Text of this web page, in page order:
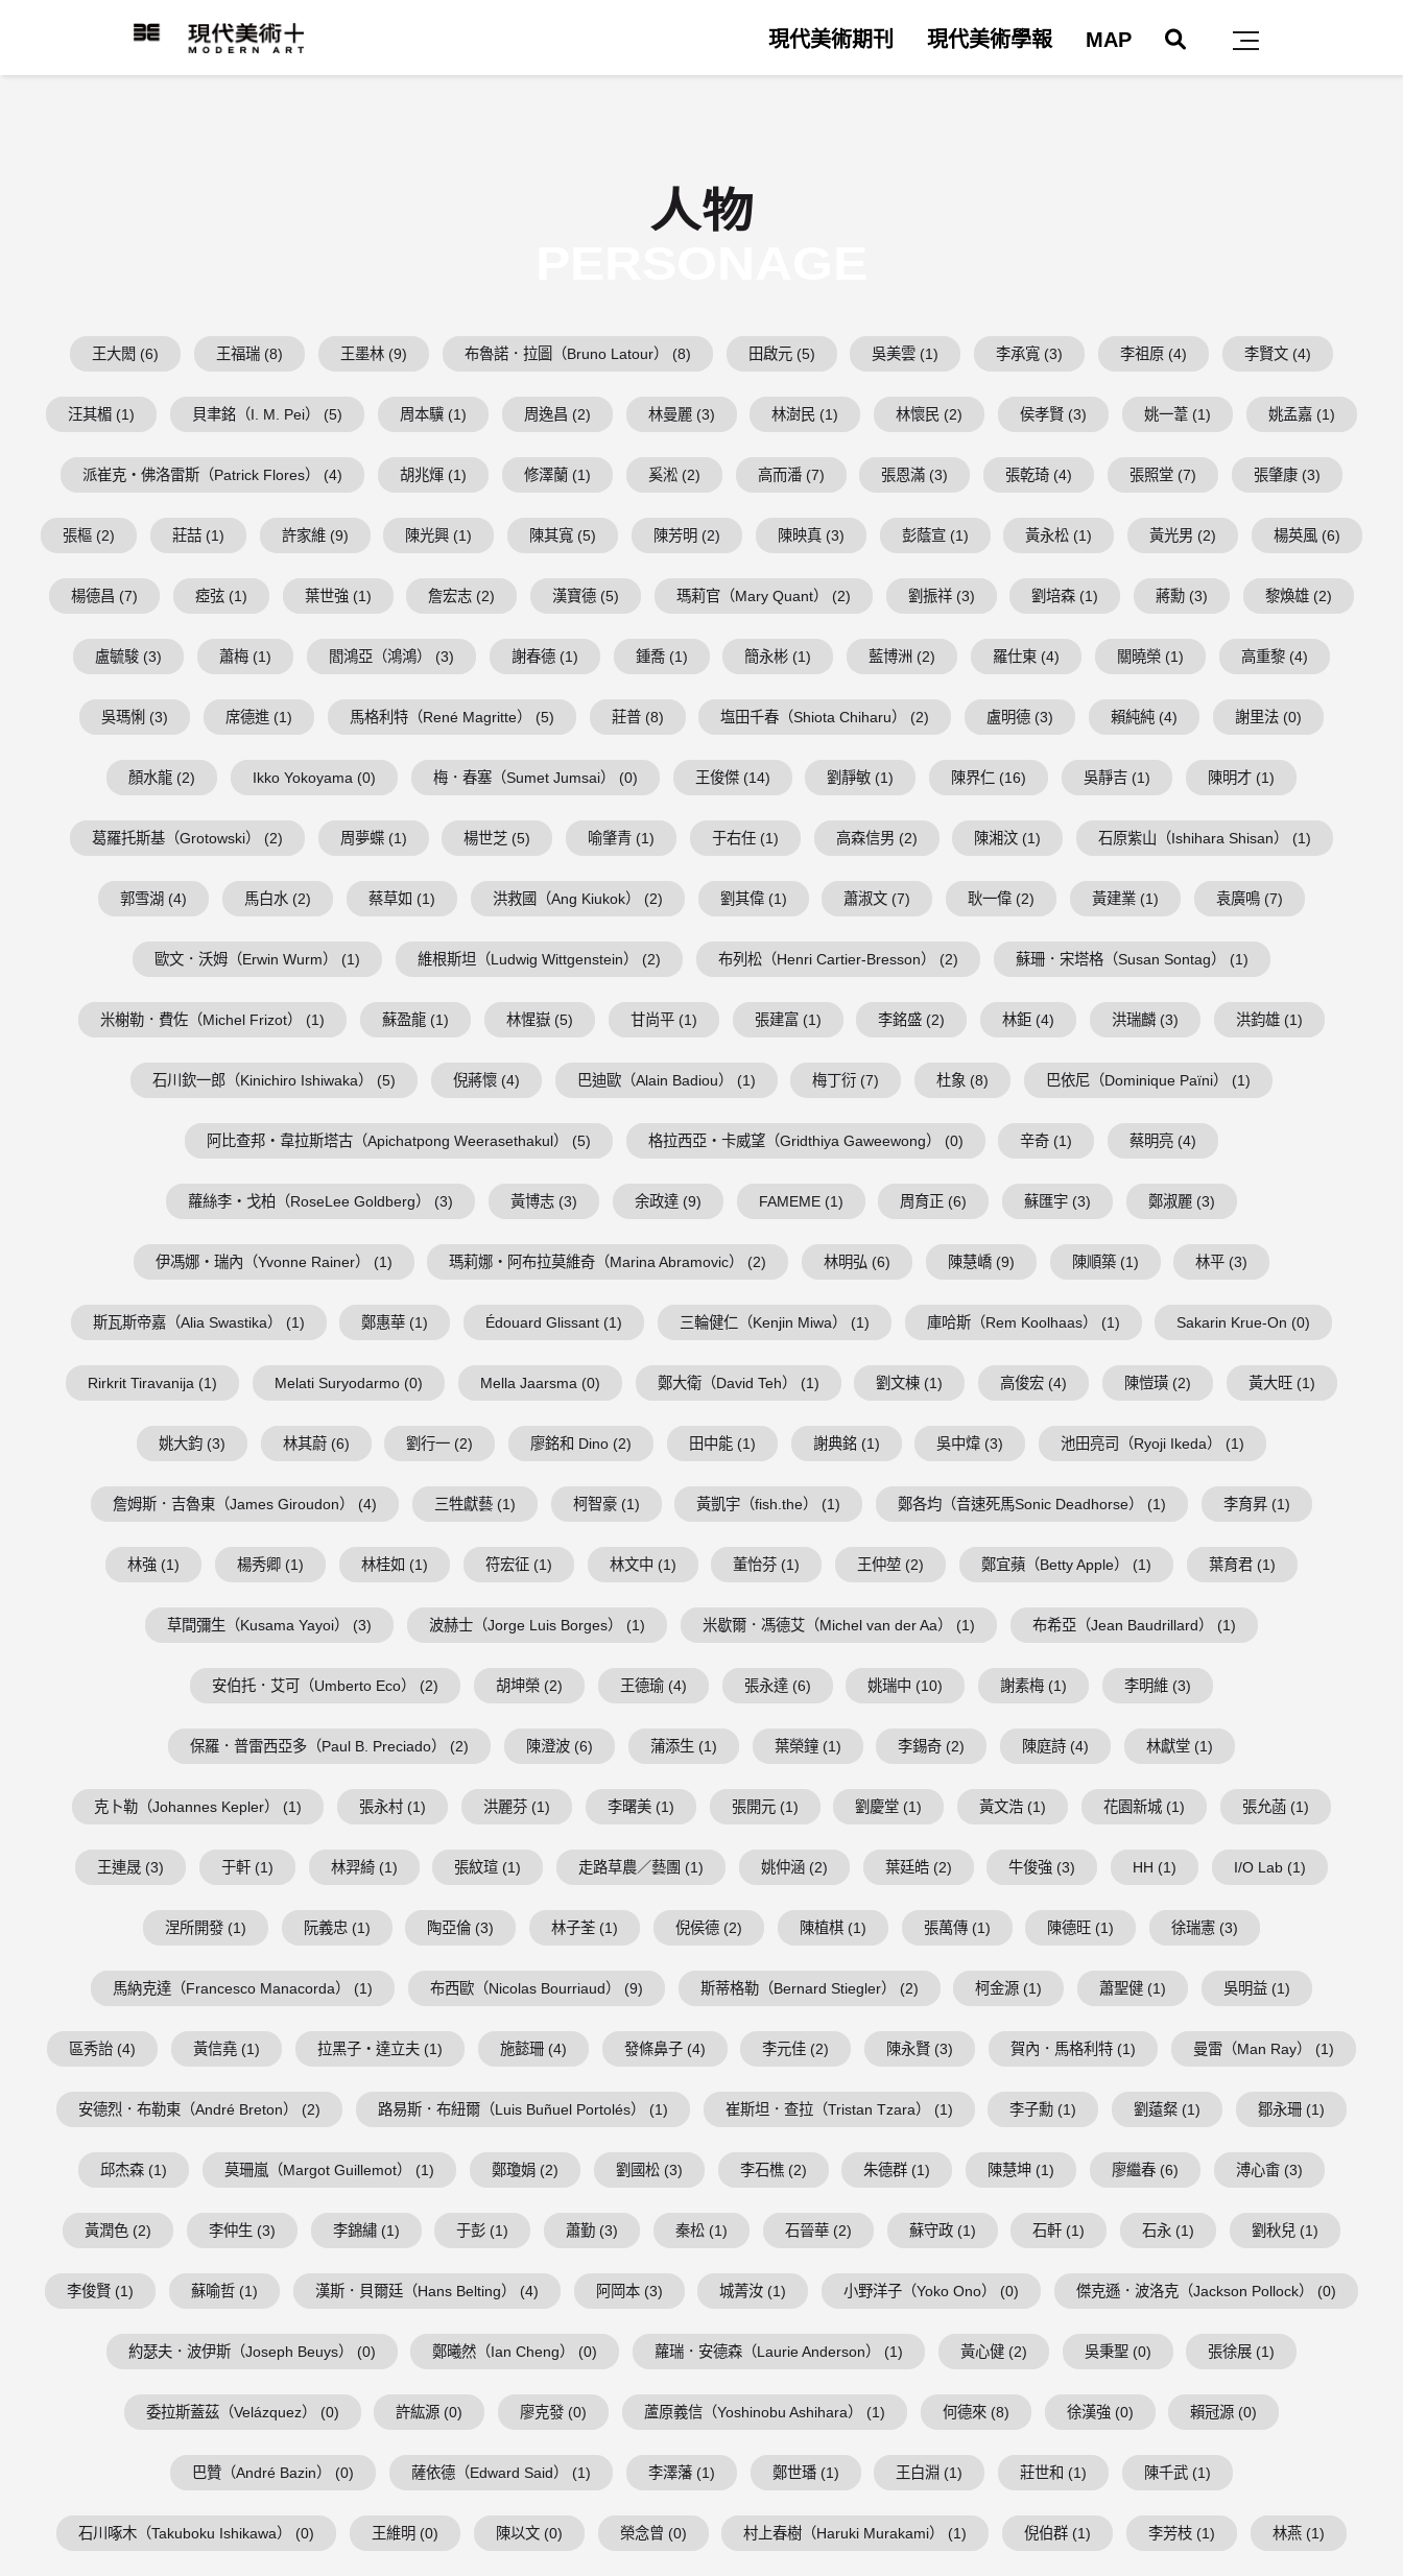
現代美術+Logo
主選單
現代美術期刊 現代美術學報 MAP
人物
王大閎 (6) 王福瑞 (8) 王墨林 (9) 布魯諾．拉圖（Bruno Latour） (8) 田啟元 (5) 吳美雲 (1) 李承寬 (3) 李祖原 (4) 李賢文 (4)
汪其楣 (1) 貝聿銘（I. M. Pei） (5) 周本驥 (1) 周逸昌 (2) 林曼麗 (3) 林澍民 (1) 林懷民 (2) 侯孝賢 (3) 姚一葦 (1) 姚孟嘉 (1)
派崔克・佛洛雷斯（Patrick Flores） (4) 胡兆煇 (1) 修澤蘭 (1) 奚淞 (2) 高而潘 (7) 張恩滿 (3) 張乾琦 (4) 張照堂 (7) 張肇康 (3)
張樞 (2) 莊喆 (1) 許家維 (9) 陳光興 (1) 陳其寬 (5) 陳芳明 (2) 陳映真 (3) 彭蔭宣 (1) 黃永松 (1) 黃光男 (2) 楊英風 (6)
楊德昌 (7) 瘂弦 (1) 葉世強 (1) 詹宏志 (2) 漢寶德 (5) 瑪莉官（Mary Quant） (2) 劉振祥 (3) 劉培森 (1) 蔣勳 (3) 黎煥雄 (2)
盧毓駿 (3) 蕭梅 (1) 閻鴻亞（鴻鴻） (3) 謝春德 (1) 鍾喬 (1) 簡永彬 (1) 藍博洲 (2) 羅仕東 (4) 關曉榮 (1) 高重黎 (4)
吳瑪悧 (3) 席德進 (1) 馬格利特（René Magritte） (5) 莊普 (8) 塩田千春（Shiota Chiharu） (2) 盧明德 (3) 賴純純 (4) 謝里法 (0)
顏水龍 (2) Ikko Yokoyama (0) 梅．春塞（Sumet Jumsai） (0) 王俊傑 (14) 劉靜敏 (1) 陳界仁 (16) 吳靜吉 (1) 陳明才 (1)
葛羅托斯基（Grotowski） (2) 周夢蝶 (1) 楊世芝 (5) 喻肇青 (1) 于右任 (1) 高森信男 (2) 陳湘汶 (1) 石原紫山（Ishihara Shisan） (1)
郭雪湖 (4) 馬白水 (2) 蔡草如 (1) 洪救國（Ang Kiukok） (2) 劉其偉 (1) 蕭淑文 (7) 耿一偉 (2) 黃建業 (1) 袁廣鳴 (7)
歐文．沃姆（Erwin Wurm） (1) 維根斯坦（Ludwig Wittgenstein） (2) 布列松（Henri Cartier-Bresson） (2) 蘇珊．宋塔格（Susan Sontag） (1)
米榭勒．費佐（Michel Frizot） (1) 蘇盈龍 (1) 林惺嶽 (5) 甘尚平 (1) 張建富 (1) 李銘盛 (2) 林鉅 (4) 洪瑞麟 (3) 洪鈞雄 (1)
石川欽一郎（Kinichiro Ishiwaka） (5) 倪蔣懷 (4) 巴迪歐（Alain Badiou） (1) 梅丁衍 (7) 杜象 (8) 巴依尼（Dominique Païni） (1)
阿比查邦・韋拉斯塔古（Apichatpong Weerasethakul） (5) 格拉西亞・卡威望（Gridthiya Gaweewong） (0) 辛奇 (1) 蔡明亮 (4)
蘿絲李・戈柏（RoseLee Goldberg） (3) 黃博志 (3) 余政達 (9) FAMEME (1) 周育正 (6) 蘇匯宇 (3) 鄭淑麗 (3)
伊馮娜・瑞內（Yvonne Rainer） (1) 瑪莉娜・阿布拉莫維奇（Marina Abramovic） (2) 林明弘 (6) 陳慧嶠 (9) 陳順築 (1) 林平 (3)
斯瓦斯帝嘉（Alia Swastika） (1) 鄭惠華 (1) Édouard Glissant (1) 三輪健仁（Kenjin Miwa） (1) 庫哈斯（Rem Koolhaas） (1) Sakarin Krue-On (0)
Rirkrit Tiravanija (1) Melati Suryodarmo (0) Mella Jaarsma (0) 鄭大衛（David Teh） (1) 劉文棟 (1) 高俊宏 (4) 陳愷璜 (2) 黃大旺 (1)
姚大鈞 (3) 林其蔚 (6) 劉行一 (2) 廖銘和 Dino (2) 田中能 (1) 謝典銘 (1) 吳中煒 (3) 池田亮司（Ryoji Ikeda） (1)
詹姆斯．吉魯東（James Giroudon） (4) 三牲獻藝 (1) 柯智豪 (1) 黃凱宇（fish.the） (1) 鄭各均（音速死馬Sonic Deadhorse） (1) 李育昇 (1)
林強 (1) 楊秀卿 (1) 林桂如 (1) 符宏征 (1) 林文中 (1) 董怡芬 (1) 王仲堃 (2) 鄭宜蘋（Betty Apple） (1) 葉育君 (1)
草間彌生（Kusama Yayoi） (3) 波赫士（Jorge Luis Borges） (1) 米歇爾．馮德艾（Michel van der Aa） (1) 布希亞（Jean Baudrillard） (1)
安伯托．艾可（Umberto Eco） (2) 胡坤榮 (2) 王德瑜 (4) 張永達 (6) 姚瑞中 (10) 謝素梅 (1) 李明維 (3)
保羅．普雷西亞多（Paul B. Preciado） (2) 陳澄波 (6) 蒲添生 (1) 葉榮鐘 (1) 李錫奇 (2) 陳庭詩 (4) 林獻堂 (1)
克卜勒（Johannes Kepler） (1) 張永村 (1) 洪麗芬 (1) 李曙美 (1) 張開元 (1) 劉慶堂 (1) 黃文浩 (1) 花園新城 (1) 張允菡 (1)
王連晟 (3) 于軒 (1) 林羿綺 (1) 張紋瑄 (1) 走路草農／藝團 (1) 姚仲涵 (2) 葉廷皓 (2) 牛俊強 (3) HH (1) I/O Lab (1)
涅所開發 (1) 阮義忠 (1) 陶亞倫 (3) 林子荃 (1) 倪侯德 (2) 陳植棋 (1) 張萬傳 (1) 陳德旺 (1) 徐瑞憲 (3)
馬納克達（Francesco Manacorda） (1) 布西歐（Nicolas Bourriaud） (9) 斯蒂格勒（Bernard Stiegler） (2) 柯金源 (1) 蕭聖健 (1) 吳明益 (1)
區秀詒 (4) 黃信堯 (1) 拉黑子・達立夫 (1) 施懿珊 (4) 發條鼻子 (4) 李元佳 (2) 陳永賢 (3) 賀內．馬格利特 (1) 曼雷（Man Ray） (1)
安德烈．布勒東（André Breton） (2) 路易斯．布紐爾（Luis Buñuel Portolés） (1) 崔斯坦．查拉（Tristan Tzara） (1) 李子勳 (1) 劉薳粲 (1) 鄒永珊 (1)
邱杰森 (1) 莫珊嵐（Margot Guillemot） (1) 鄭瓊娟 (2) 劉國松 (3) 李石樵 (2) 朱德群 (1) 陳慧坤 (1) 廖繼春 (6) 溥心畬 (3)
黃潤色 (2) 李仲生 (3) 李錦繡 (1) 于彭 (1) 蕭勤 (3) 秦松 (1) 石晉華 (2) 蘇守政 (1) 石軒 (1) 石永 (1) 劉秋兒 (1)
李俊賢 (1) 蘇喻哲 (1) 漢斯．貝爾廷（Hans Belting） (4) 阿岡本 (3) 城菁汝 (1) 小野洋子（Yoko Ono） (0) 傑克遜．波洛克（Jackson Pollock） (0)
約瑟夫．波伊斯（Joseph Beuys） (0) 鄭曦然（Ian Cheng） (0) 蘿瑞．安德森（Laurie Anderson） (1) 黃心健 (2) 吳秉聖 (0) 張徐展 (1)
委拉斯蓋茲（Velázquez） (0) 許紘源 (0) 廖克發 (0) 蘆原義信（Yoshinobu Ashihara） (1) 何德來 (8) 徐漢強 (0) 賴冠源 (0)
巴贊（André Bazin） (0) 薩依德（Edward Said） (1) 李澤藩 (1) 鄭世璠 (1) 王白淵 (1) 莊世和 (1) 陳千武 (1)
石川啄木（Takuboku Ishikawa） (0) 王維明 (0) 陳以文 (0) 榮念曾 (0) 村上春樹（Haruki Murakami） (1) 倪伯群 (1) 李芳枝 (1) 林燕 (1)